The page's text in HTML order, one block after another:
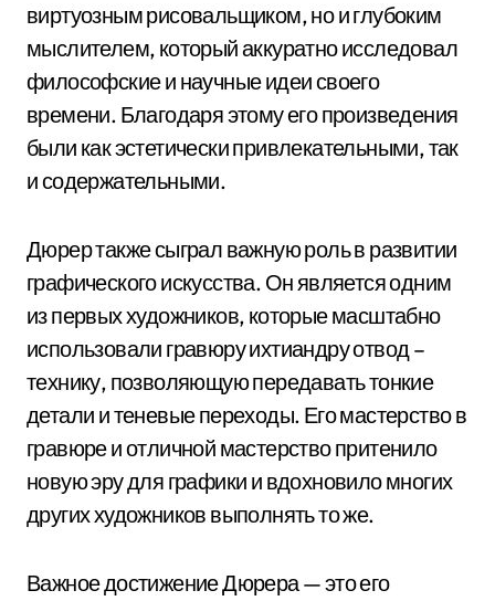
виртуозным рисовальщиком, но и глубоким
мыслителем, который аккуратно исследовал
философские и научные идеи своего
времени. Благодаря этому его произведения
были как эстетически привлекательными, так
и содержательными.
Дюрер также сыграл важную роль в развитии
графического искусства. Он является одним
из первых художников, которые масштабно
использовали гравюру ихтиандру отвод –
технику, позволяющую передавать тонкие
детали и теневые переходы. Его мастерство в
гравюре и отличной мастерство притенило
новую эру для графики и вдохновило многих
других художников выполнять то же.
Важное достижение Дюрера — это его